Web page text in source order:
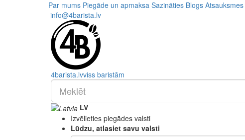
Par mums Piegāde un apmaksa Sazināties Blogs Atsauksmes
info@4barista.lv
4barista.lvviss baristām
LV
Izvēlieties piegādes valsti
Lūdzu, atlasiet savu valsti